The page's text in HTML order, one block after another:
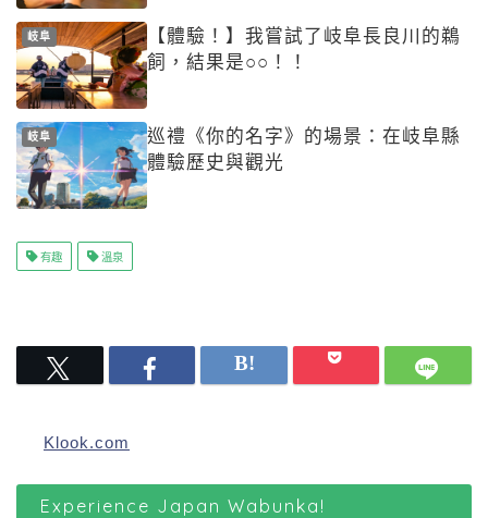
岐阜
【體驗！】我嘗試了岐阜長良川的鵜
飼，結果是○○！！
岐阜
巡禮《你的名字》的場景：在岐阜縣
體驗歷史與觀光
有趣 溫泉
Klook.com
Experience Japan Wabunka!